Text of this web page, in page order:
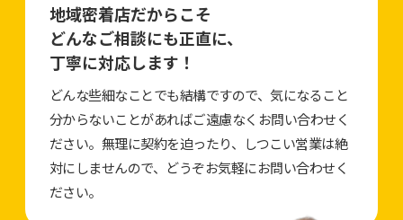
地域密着店だからこそ
どんなご相談にも正直に、
丁寧に対応します！
どんな些細なことでも結構ですので、気になること
分からないことがあればご遠慮なくお問い合わせく
ださい。無理に契約を迫ったり、しつこい営業は絶
対にしませんので、どうぞお気軽にお問い合わせく
ださい。